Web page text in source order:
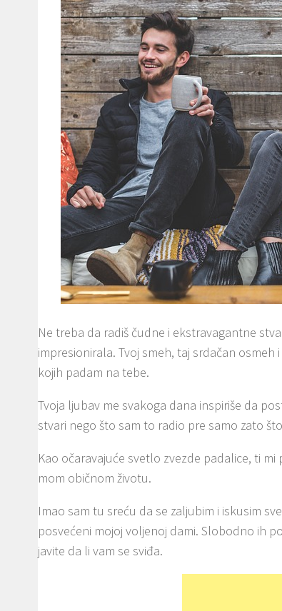
Ne treba da radiš čudne i ekstravagantne
impresionirala. Tvoj smeh, taj srdačan
kojih padam na tebe.
Tvoja ljubav me svakoga dana inspiriše da
stvari nego što sam to radio pre samo zato
Kao očaravajuće svetlo zvezde padalice, ti
mom običnom životu.
Imao sam tu sreću da se zaljubim i iskusim
posvećeni mojoj voljenoj dami. Slobodno ih
javite da li vam se sviđa.